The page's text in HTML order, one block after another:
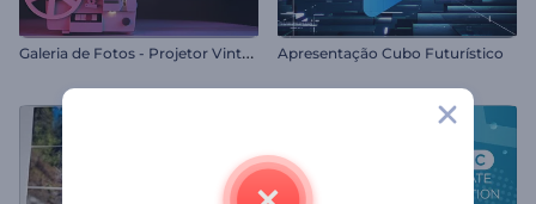
G
aleria de Fotos - Projetor Vintage Apresentação Cubo Futurístico